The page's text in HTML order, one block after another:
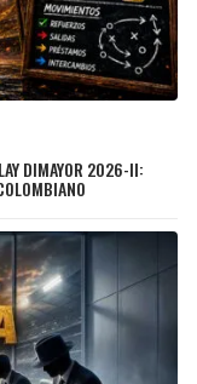
DIMAYOR 2026-II: